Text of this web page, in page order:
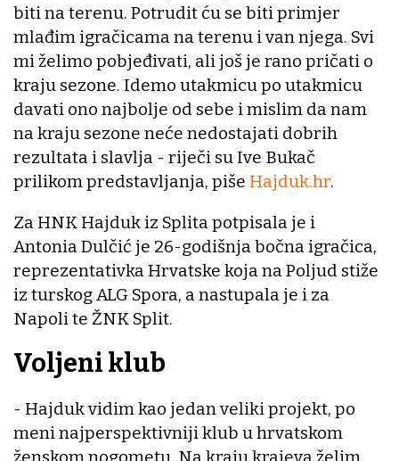
biti na terenu. Potrudit ću se biti primjer
mlađim igračicama na terenu i van njega. Svi
mi želimo pobjeđivati, ali još je rano pričati o
kraju sezone. Idemo utakmicu po utakmicu
davati ono najbolje od sebe i mislim da nam
na kraju sezone neće nedostajati dobrih
rezultata i slavlja - riječi su Ive Bukač
prilikom predstavljanja, piše Hajduk.hr.
Za HNK Hajduk iz Splita potpisala je i
Antonia Dulčić je 26-godišnja bočna igračica,
reprezentativka Hrvatske koja na Poljud stiže
iz turskog ALG Spora, a nastupala je i za
Napoli te ŽNK Split.
Voljeni klub
- Hajduk vidim kao jedan veliki projekt, po
meni najperspektivniji klub u hrvatskom
ženskom nogometu. Na kraju krajeva želim